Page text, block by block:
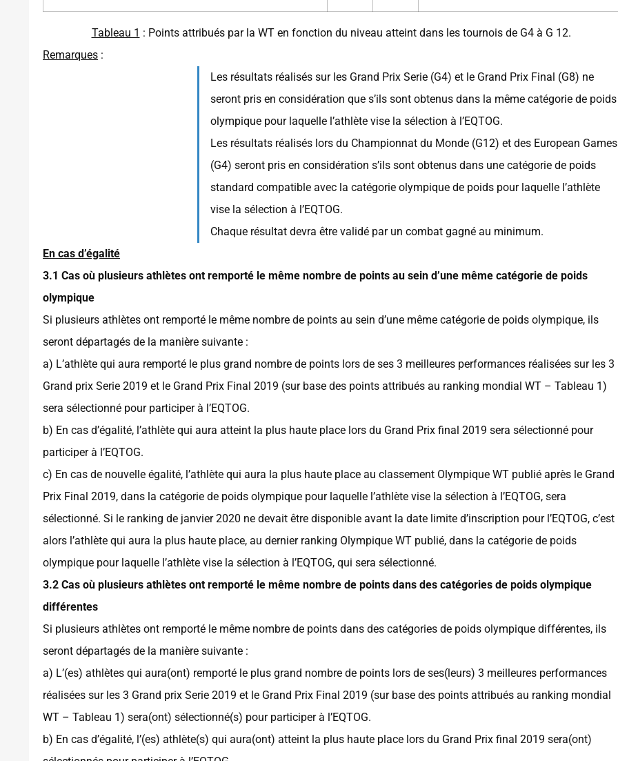
Tableau 1 : Points attribués par la WT en fonction du niveau atteint dans les tournois de G4 à G 12.
Remarques :
Les résultats réalisés sur les Grand Prix Serie (G4) et le Grand Prix Final (G8) ne
seront pris en considération que s’ils sont obtenus dans la même catégorie de poids
olympique pour laquelle l’athlète vise la sélection à l’EQTOG.
Les résultats réalisés lors du Championnat du Monde (G12) et des European Games
(G4) seront pris en considération s’ils sont obtenus dans une catégorie de poids
standard compatible avec la catégorie olympique de poids pour laquelle l’athlète
vise la sélection à l’EQTOG.
Chaque résultat devra être validé par un combat gagné au minimum.
En cas d’égalité
3.1 Cas où plusieurs athlètes ont remporté le même nombre de points au sein d’une même catégorie de poids
olympique
Si plusieurs athlètes ont remporté le même nombre de points au sein d’une même catégorie de poids olympique, ils
seront départagés de la manière suivante :
a) L’athlète qui aura remporté le plus grand nombre de points lors de ses 3 meilleures performances réalisées sur les 3
Grand prix Serie 2019 et le Grand Prix Final 2019 (sur base des points attribués au ranking mondial WT – Tableau 1)
sera sélectionné pour participer à l’EQTOG.
b) En cas d’égalité, l’athlète qui aura atteint la plus haute place lors du Grand Prix final 2019 sera sélectionné pour
participer à l’EQTOG.
c) En cas de nouvelle égalité, l’athlète qui aura la plus haute place au classement Olympique WT publié après le Grand
Prix Final 2019, dans la catégorie de poids olympique pour laquelle l’athlète vise la sélection à l’EQTOG, sera
sélectionné. Si le ranking de janvier 2020 ne devait être disponible avant la date limite d’inscription pour l’EQTOG, c’est
alors l’athlète qui aura la plus haute place, au dernier ranking Olympique WT publié, dans la catégorie de poids
olympique pour laquelle l’athlète vise la sélection à l’EQTOG, qui sera sélectionné.
3.2 Cas où plusieurs athlètes ont remporté le même nombre de points dans des catégories de poids olympique
différentes
Si plusieurs athlètes ont remporté le même nombre de points dans des catégories de poids olympique différentes, ils
seront départagés de la manière suivante :
a) L’(es) athlètes qui aura(ont) remporté le plus grand nombre de points lors de ses(leurs) 3 meilleures performances
réalisées sur les 3 Grand prix Serie 2019 et le Grand Prix Final 2019 (sur base des points attribués au ranking mondial
WT – Tableau 1) sera(ont) sélectionné(s) pour participer à l’EQTOG.
b) En cas d’égalité, l’(es) athlète(s) qui aura(ont) atteint la plus haute place lors du Grand Prix final 2019 sera(ont)